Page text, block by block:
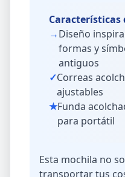
Características
→Diseño
formas y
antiguos
✓Correas
ajustables
★Funda
para portátil
Esta mochila no
transportar tus